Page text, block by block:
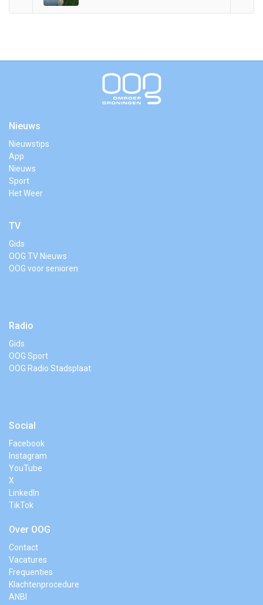
Nieuws
Nieuwstips
App
Nieuws
Sport
Het Weer
TV
Gids
OOG TV Nieuws
OOG voor senioren
Radio
Gids
OOG Sport
OOG Radio Stadsplaat
Social
Facebook
Instagram
YouTube
X
LinkedIn
TikTok
Over OOG
Contact
Vacatures
Frequenties
Klachtenprocedure
ANBI